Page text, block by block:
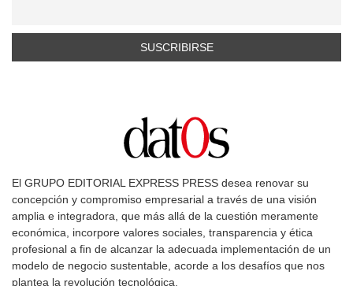
El GRUPO EDITORIAL EXPRESS PRESS desea renovar su
concepción y compromiso empresarial a través de una visión
amplia e integradora, que más allá de la cuestión meramente
económica, incorpore valores sociales, transparencia y ética
profesional a fin de alcanzar la adecuada implementación de un
modelo de negocio sustentable, acorde a los desafíos que nos
plantea la revolución tecnológica.